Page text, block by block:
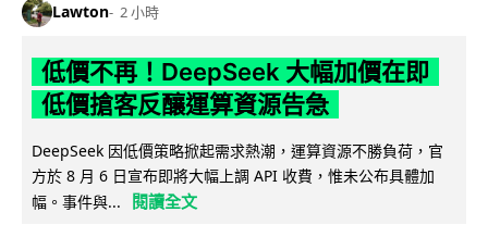
Lawton 2 小時
低價不再！DeepSeek 大幅加價在即
低價搶客反釀運算資源告急
DeepSeek 因低價策略掀起需求熱潮，運算資源不勝負荷，官
方於 8 月 6 日宣布即將大幅上調 API 收費，惟未公布具體加
幅。事件與...
閱讀全文